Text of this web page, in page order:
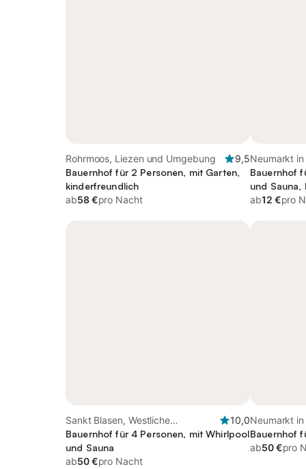
Rohrmoos, Liezen und Umgebung
9,5
Bauernhof für 2 Personen, mit Garten,
kinderfreundlich
ab58 €pro Nacht
Neumarkt in
Bauernhof
und Sauna,
ab12 €pro
Sankt Blasen, Westliche
Obersteiermark
10,0
Bauernhof für 4 Personen, mit Whirlpool
und Sauna
ab50 €pro Nacht
Neumarkt
Bauernhof
ab50 €pro